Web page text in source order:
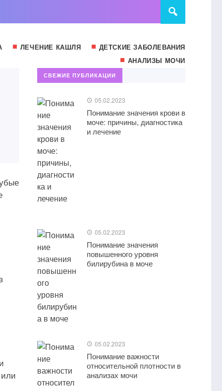
ЛЕЧЕНИЕ КАШЛЯ
ДЕТСКИЕ ЗАБОЛЕВАНИЯ
АНАЛИЗЫ МОЧИ
СВЕЖИЕ ПУБЛИКАЦИИ
05.02.2023
Понимание значения крови в
моче: причины, диагностика
и лечение
05.02.2023
Понимание значения
повышенного уровня
билирубина в моче
05.02.2023
Понимание важности
относительной плотности в
анализах мочи